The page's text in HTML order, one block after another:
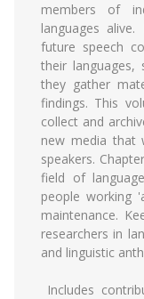
members of
languages
future speech
their languages,
they gather
findings. This
collect and
new media that
speakers.
field of
people working
maintenance.
researchers in
and linguistic
Includes